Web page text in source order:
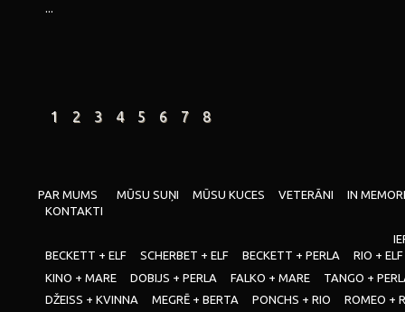
...
1 2 3 4 5 6 7 8
PAR MUMS
KONTAKTI
MŪSU SUŅI MŪSU KUCES VETERĀNI IN
BECKETT + ELF
SCHERBET + ELF BECKETT + PERLA
RIO + ELF
KINO + MARE
DOBIJS + PERLA FALKO + MARE
TANGO +
DŽEISS + KVINNA
MEGRĒ + BERTA PONCHS + RIO
ROMEO +